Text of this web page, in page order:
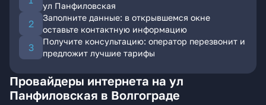
ул Панфиловская
Заполните данные: в открывшемся окне
оставьте контактную информацию
Получите консультацию: оператор перезвонит и
предложит лучшие тарифы
Провайдеры интернета на ул
Панфиловская в Волгограде